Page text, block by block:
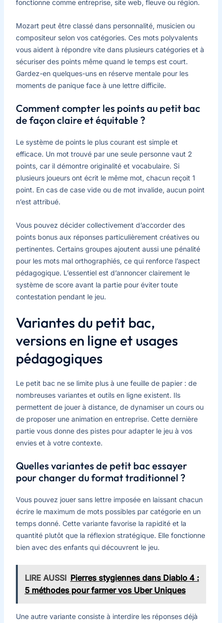
fonctionne comme entreprise, site web, fleuve ou région.
Mozart peut être classé dans personnalité, musicien ou
compositeur selon vos catégories. Ces mots polyvalents
vous aident à répondre vite dans plusieurs catégories et à
sécuriser des points même quand le temps est court.
Gardez-en quelques-uns en réserve mentale pour les
moments de panique face à une lettre difficile.
Comment compter les points au petit bac
de façon claire et équitable ?
Le système de points le plus courant est simple et
efficace. Un mot trouvé par une seule personne vaut 2
points, car il démontre originalité et vocabulaire. Si
plusieurs joueurs ont écrit le même mot, chacun reçoit 1
point. En cas de case vide ou de mot invalide, aucun point
n’est attribué.
Vous pouvez décider collectivement d’accorder des
points bonus aux réponses particulièrement créatives ou
pertinentes. Certains groupes ajoutent aussi une pénalité
pour les mots mal orthographiés, ce qui renforce l’aspect
pédagogique. L’essentiel est d’annoncer clairement le
système de score avant la partie pour éviter toute
contestation pendant le jeu.
Variantes du petit bac,
versions en ligne et usages
pédagogiques
Le petit bac ne se limite plus à une feuille de papier : de
nombreuses variantes et outils en ligne existent. Ils
permettent de jouer à distance, de dynamiser un cours ou
de proposer une animation en entreprise. Cette dernière
partie vous donne des pistes pour adapter le jeu à vos
envies et à votre contexte.
Quelles variantes de petit bac essayer
pour changer du format traditionnel ?
Vous pouvez jouer sans lettre imposée en laissant chacun
écrire le maximum de mots possibles par catégorie en un
temps donné. Cette variante favorise la rapidité et la
quantité plutôt que la réflexion stratégique. Elle fonctionne
bien avec des enfants qui découvrent le jeu.
LIRE AUSSI Pierres stygiennes dans Diablo 4 :
5 méthodes pour farmer vos Uber Uniques
Une autre variante consiste à interdire les réponses déjà